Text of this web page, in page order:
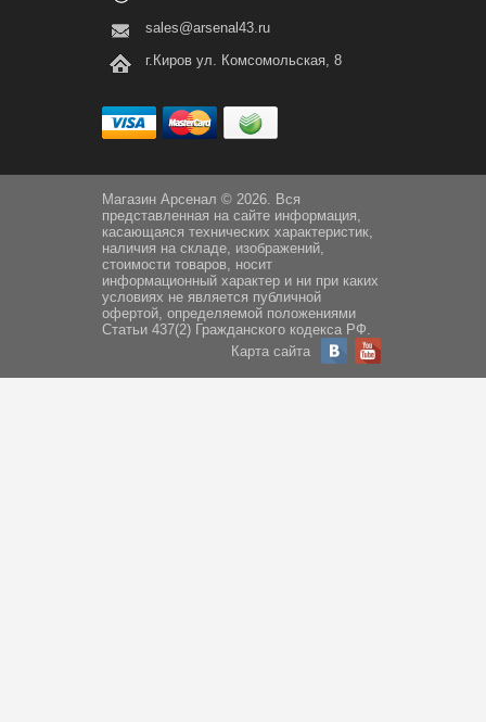
sales@arsenal43.ru
г.Киров ул. Комсомольская, 8
Магазин Арсенал © 2026. Вся
представленная на сайте информация,
касающаяся технических характеристик,
наличия на складе, изображений,
стоимости товаров, носит
информационный характер и ни при каких
условиях не является публичной
офертой, определяемой положениями
Статьи 437(2) Гражданского кодекса РФ.
Карта сайта